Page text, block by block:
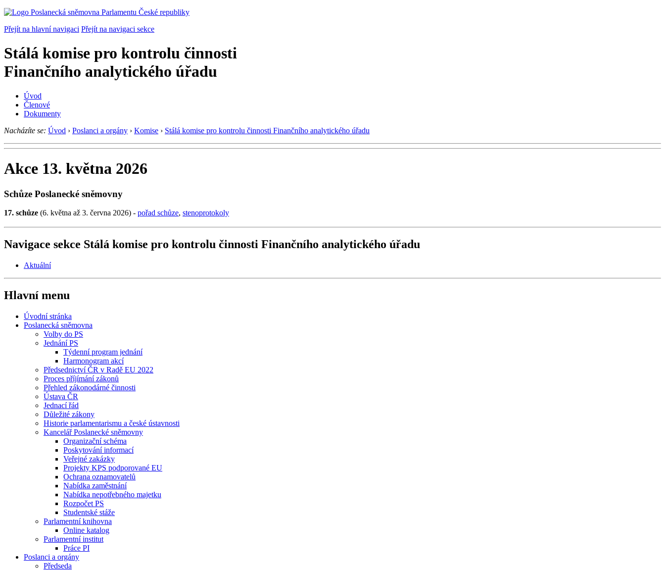
Přejít na hlavní navigaci Přejít na navigaci sekce
Stálá komise pro kontrolu činnosti
Finančního analytického úřadu
Úvod
Členové
Dokumenty
Nacházíte se: Úvod › Poslanci a orgány › Komise › Stálá komise pro kontrolu činnosti Finančního analytického úřadu
Akce 13. května 2026
Schůze Poslanecké sněmovny
17. schůze (6. května až 3. června 2026) - pořad schůze, stenoprotokoly
Navigace sekce Stálá komise pro kontrolu činnosti Finančního analytického úřadu
Aktuální
Hlavní menu
Úvodní stránka
Poslanecká sněmovna
Volby do PS
Jednání PS
Týdenní program jednání
Harmonogram akcí
Předsednictví ČR v Radě EU 2022
Proces příjímání zákonů
Přehled zákonodárné činnosti
Ústava ČR
Jednací řád
Důležité zákony
Historie parlamentarismu a české ústavnosti
Kancelář Poslanecké sněmovny
Organizační schéma
Poskytování informací
Veřejné zakázky
Projekty KPS podporované EU
Ochrana oznamovatelů
Nabídka zaměstnání
Nabídka nepotřebného majetku
Rozpočet PS
Studentské stáže
Parlamentní knihovna
Online katalog
Parlamentní institut
Práce PI
Poslanci a orgány
Předseda